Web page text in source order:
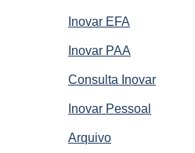
Inovar EFA
Inovar PAA
Consulta Inovar
Inovar Pessoal
Arquivo